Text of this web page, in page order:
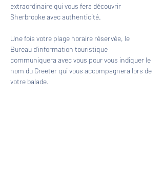
extraordinaire qui vous fera découvrir
Sherbrooke avec authenticité.
Une fois votre plage horaire réservée, le
Bureau d'information touristique
communiquera avec vous pour vous indiquer le
nom du Greeter qui vous accompagnera lors de
votre balade.